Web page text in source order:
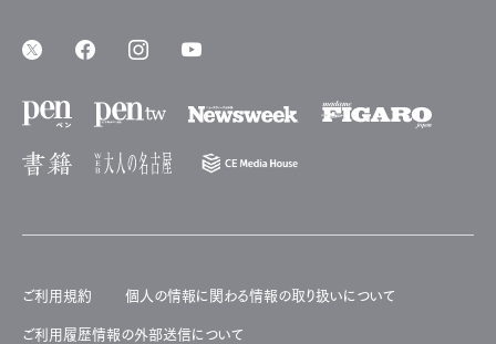
ご利用規約 個人の情報に関わる情報の取り扱いについて
ご利用履歴情報の外部送信について